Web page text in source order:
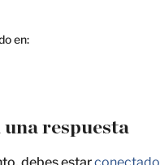
en:
una respuesta